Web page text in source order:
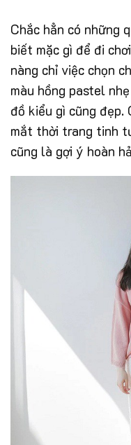
Chắc hẳn có những
biết mặc gì để đi
nàng chỉ việc chọn
màu hồng pastel
đồ kiểu gì cũng đẹp.
mắt thời trang tinh
cũng là gợi ý hoàn